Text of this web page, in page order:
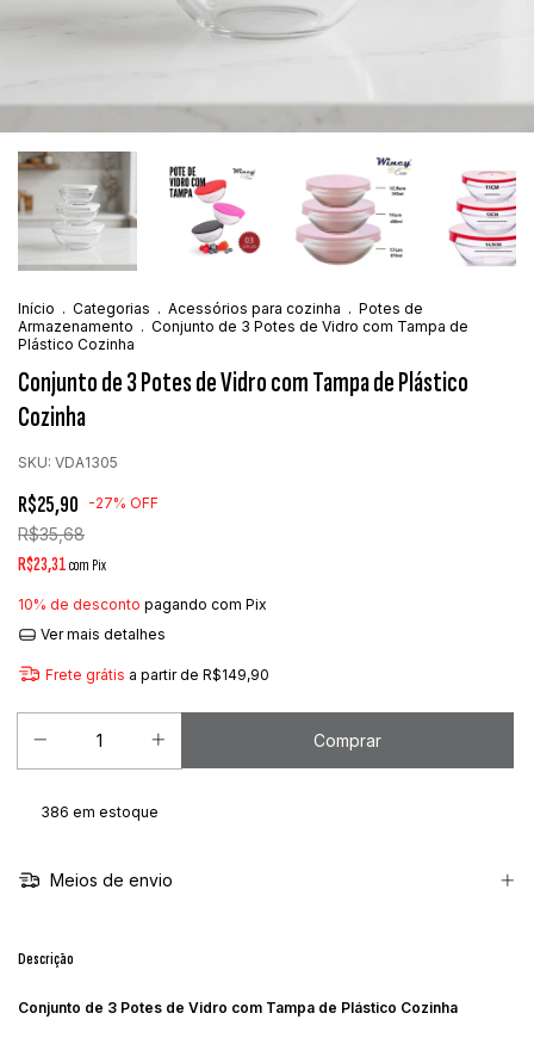
Início . Categorias . Acessórios para cozinha . Potes de
Armazenamento . Conjunto de 3 Potes de Vidro com Tampa de
Plástico Cozinha
Conjunto de 3 Potes de Vidro com Tampa de Plástico
Cozinha
SKU: VDA1305
R$25,90 -27% OFF
R$35,68
R$23,31com Pix
10% de desconto pagando com Pix
Ver mais detalhes
Frete grátis a partir de R$149,90
386 em estoque
Meios de envio
Descrição
Conjunto de 3 Potes de Vidro com Tampa de Plástico Cozinha